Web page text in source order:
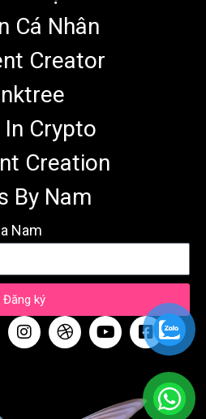
Cá Nhân
Creator
In Crypto
Creation
By Nam
Nam
Đăng ký